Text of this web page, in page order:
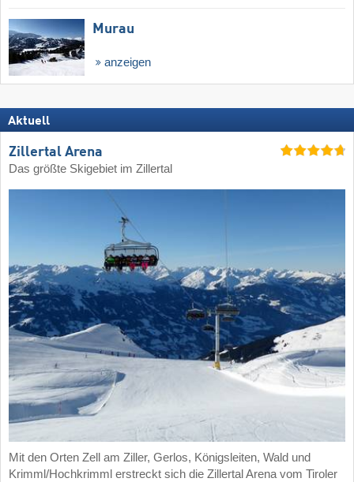
Murau
anzeigen
Aktuell
Zillertal Arena
Das größte Skigebiet im Zillertal
Mit den Orten Zell am Ziller, Gerlos, Königsleiten, Wald und
Krimml/Hochkrimml erstreckt sich die Zillertal Arena vom Tiroler